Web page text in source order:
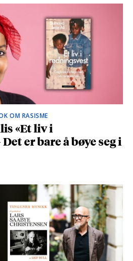
OM RASISME
«Et liv i
er bare å bøye seg i